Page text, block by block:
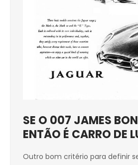
SE O 007 JAMES
ENTÃO É CARRO DE
Outro bom critério para definir